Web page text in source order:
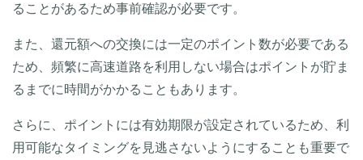
ることがあるため事前確認が必要です。
また、還元額への交換には一定のポイント数が必要である
ため、頻繁に高速道路を利用しない場合はポイントが貯ま
るまでに時間がかかることもあります。
さらに、ポイントには有効期限が設定されているため、利
用可能なタイミングを見逃さないようにすることも重要で